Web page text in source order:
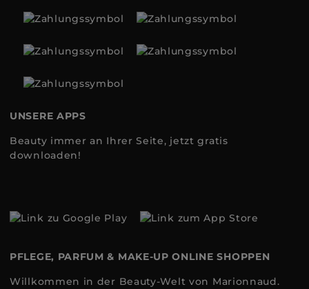
UNSERE APPS
Beauty immer an Ihrer Seite, jetzt gratis
downloaden!
PFLEGE, PARFUM & MAKE-UP ONLINE SHOPPEN
Willkommen in der Beauty-Welt von Marionnaud.